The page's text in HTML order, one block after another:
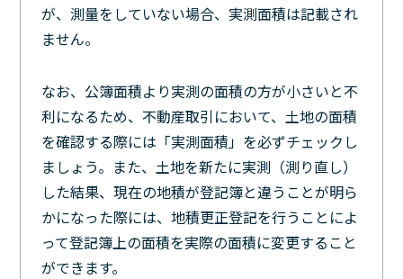
が、測量をしていない場合、実測面積は記載され
ません。
なお、公簿面積より実測の面積の方が小さいと不
利になるため、不動産取引において、土地の面積
を確認する際には「実測面積」を必ずチェックし
ましょう。また、土地を新たに実測（測り直し）
した結果、現在の地積が登記簿と違うことが明ら
かになった際には、地積更正登記を行うことによ
って登記簿上の面積を実際の面積に変更すること
ができます。